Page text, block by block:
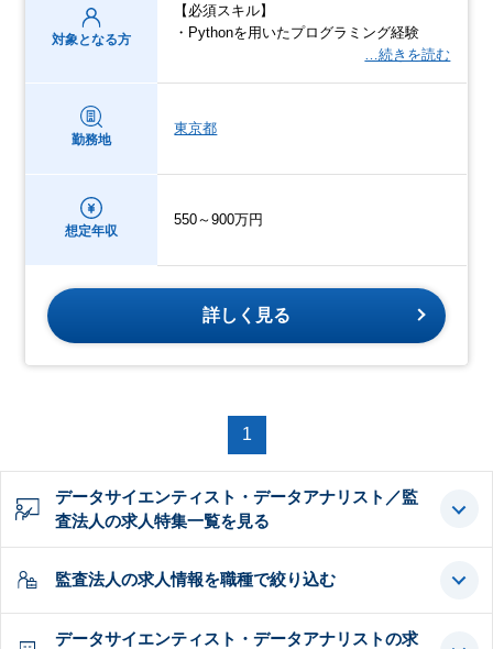
対象となる方
【必須スキル】
・Pythonを用いたプログラミング経験
…続きを読む
勤務地
東京都
想定年収
550～900万円
詳しく見る
1
データサイエンティスト・データアナリスト／監
査法人の求人特集一覧を見る
監査法人の求人情報を職種で絞り込む
データサイエンティスト・データアナリストの求